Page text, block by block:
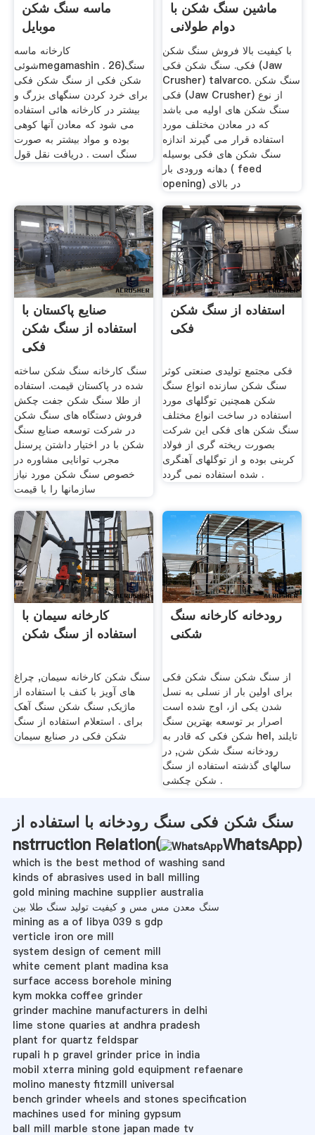
ماسه سنگ شکن
موبایل
کارخانه ماسه
شوئیmegamashin . 26)سنگ
شکن فکی از سنگ شکن فکی
برای خرد کردن سنگهای بزرگ و
بیشتر در کارخانه هائی استفاده
می شود که معادن آنها کوهی
بوده و مواد بیشتر به صورت
سنگ است . دریافت نقل قول
ماشین سنگ شکن با
دوام طولانی
با کیفیت بالا فروش سنگ شکن
فکی. سنگ شکن فکی (Jaw
Crusher) talvarco. سنگ شکن
فکی (Jaw Crusher) از نوع
سنگ شکن های اولیه می باشد
که در معادن مختلف مورد
استفاده قرار می گیرند اندازه
سنگ شکن های فکی بوسیله
دهانه ورودی بار ( feed
opening) در بالای
صنایع پاکستان با
استفاده از سنگ شکن
فکی
سنگ کارخانه سنگ شکن ساخته
شده در پاکستان قیمت. استفاده
از طلا سنگ شکن جفت چکش
فروش دستگاه های سنگ شکن
در شركت توسعه صنایع سنگ
شکن با در اختیار داشتن پرسنل
مجرب توانایی مشاوره در
خصوص سنگ شكن مورد نیاز
سازمانها را با قیمت
استفاده از سنگ شکن
فکی
فکی مجتمع تولیدی صنعتی کوثر
سنگ شکن سازنده انواع سنگ
شكن همچنین توگلهای مورد
استفاده در ساخت انواع مختلف
سنگ شکن های فکی این شرکت
بصورت ریخته گری از فولاد
کربنی بوده و از توگلهای آهنگری
شده استفاده نمی گردد .
کارخانه سیمان با
استفاده از سنگ شکن
سنگ شکن کارخانه سیمان, چراغ
های آویز با کنف با استفاده از
ماژیک, سنگ شکن سنگ آهک
برای . استعلام استفاده از سنگ
شکن فکی در صنایع سیمان
رودخانه کارخانه سنگ
شکنی
از سنگ شکن سنگ شکن فکی
برای اولین بار از نسلی به نسل
شدن یکی از، اوج شده است
اصرار بر توسعه بهترین سنگ
شکن فکی که قادر به hel, تایلند
رودخانه سنگ شکن شن, در
سالهای گذشته استفاده از سنگ
شکن چکشی .
سنگ شکن فکی سنگ رودخانه با استفاده از
nstrruction Relation(
WhatsApp)
which is the best method of washing sand
kinds of abrasives used in ball milling
gold mining machine supplier australia
سنگ معدن مس مس و کیفیت تولید سنگ طلا بین
mining as a of libya 039 s gdp
verticle iron ore mill
system design of cement mill
white cement plant madina ksa
surface access borehole mining
kym mokka coffee grinder
grinder machine manufacturers in delhi
lime stone quaries at andhra pradesh
plant for quartz feldspar
rupali h p gravel grinder price in india
mobil xterra mining gold equipment refaenare
molino manesty fitzmill universal
bench grinder wheels and stones specification
machines used for mining gypsum
ball mill marble stone japan made tv